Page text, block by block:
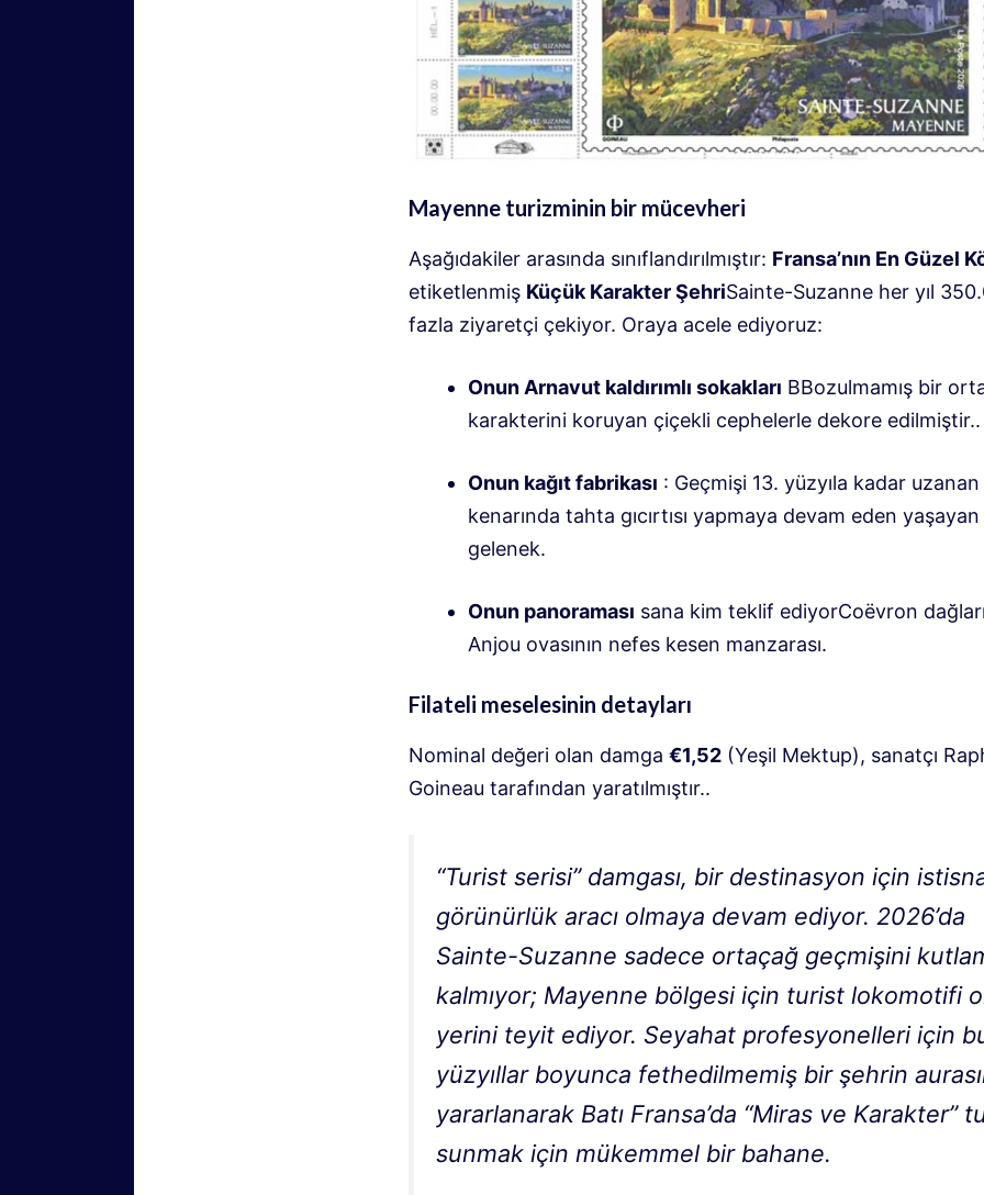
Mayenne turizminin bir mücevheri
Aşağıdakiler arasında sınıflandırılmıştır: Fransa’nın En Güzel
etiketlenmiş Küçük Karakter ŞehriSainte-Suzanne her yıl
fazla ziyaretçi çekiyor. Oraya acele ediyoruz:
Onun Arnavut kaldırımlı sokakları BBozulmamış bir
karakterini koruyan çiçekli cephelerle dekore edilmiştir..
Onun kağıt fabrikası : Geçmişi 13. yüzyıla kadar
kenarında tahta gıcırtısı yapmaya devam eden
gelenek.
Onun panoraması sana kim teklif ediyorCoëvron
Anjou ovasının nefes kesen manzarası.
Filateli meselesinin detayları
Nominal değeri olan damga €1,52 (Yeşil Mektup), sanatçı
Goineau tarafından yaratılmıştır..
“Turist serisi” damgası, bir destinasyon için
görünürlük aracı olmaya devam ediyor. 2026’da
Sainte-Suzanne sadece ortaçağ geçmişini
kalmıyor; Mayenne bölgesi için turist lokomotifi
yerini teyit ediyor. Seyahat profesyonelleri için
yüzyıllar boyunca fethedilmemiş bir şehrin
yararlanarak Batı Fransa’da “Miras ve Karakter”
sunmak için mükemmel bir bahane.